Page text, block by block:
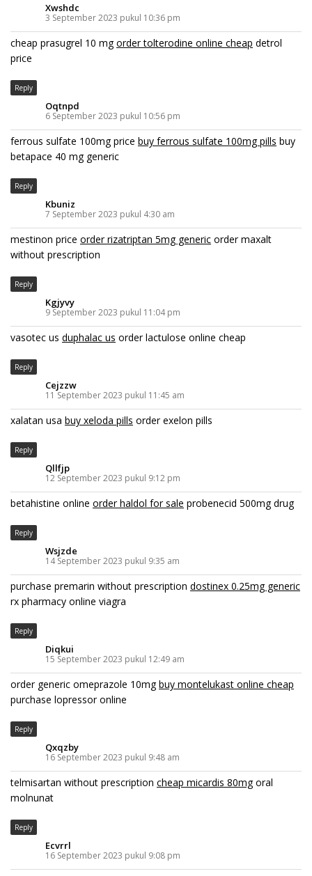
Xwshdc
3 September 2023 pukul 10:36 pm
cheap prasugrel 10 mgorder tolterodine online cheap detrol
price
Reply
Oqtnpd
6 September 2023 pukul 10:56 pm
ferrous sulfate 100mg price buy ferrous sulfate 100mg pills buy
betapace 40 mg generic
Reply
Kbuniz
7 September 2023 pukul 4:30 am
mestinon price order rizatriptan 5mg generic order maxalt
without prescription
Reply
Kgjyvy
9 September 2023 pukul 11:04 pm
vasotec us duphalac us order lactulose online cheap
Reply
Cejzzw
11 September 2023 pukul 11:45 am
xalatan usa buy xeloda pills order exelon pills
Reply
Qllfjp
12 September 2023 pukul 9:12 pm
betahistine online order haldol for sale probenecid 500mg drug
Reply
Wsjzde
14 September 2023 pukul 9:35 am
purchase premarin without prescription dostinex 0.25mg generic
rx pharmacy online viagra
Reply
Diqkui
15 September 2023 pukul 12:49 am
order generic omeprazole 10mgbuy montelukast online cheap
purchase lopressor online
Reply
Qxqzby
16 September 2023 pukul 9:48 am
telmisartan without prescription cheap micardis 80mgoral
molnunat
Reply
Ecvrrl
16 September 2023 pukul 9:08 pm